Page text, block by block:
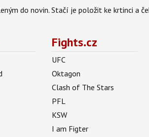
do novin. Stačí je položit ke krtinci a
Fights.cz
UFC
Oktagon
Clash of The Stars
PFL
KSW
I am Figter